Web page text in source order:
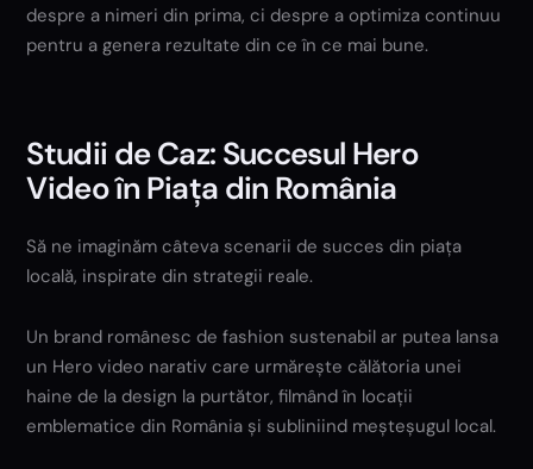
despre a nimeri din prima, ci despre a optimiza continuu
pentru a genera rezultate din ce în ce mai bune.
Studii de Caz: Succesul Hero
Video în Piața din România
Să ne imaginăm câteva scenarii de succes din piața
locală, inspirate din strategii reale.
Un brand românesc de fashion sustenabil ar putea lansa
un Hero video narativ care urmărește călătoria unei
haine de la design la purtător, filmând în locații
emblematice din România și subliniind meșteșugul local.